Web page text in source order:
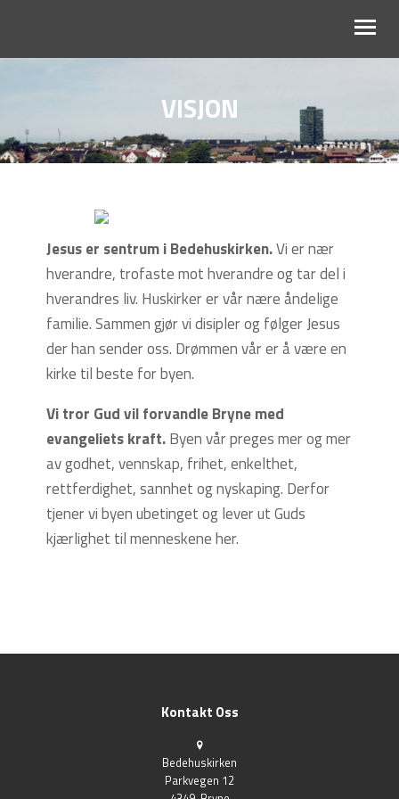
BLI MED
RESSURSER
VISJON
Jesus er sentrum i Bedehuskirken.Vi er nær
hverandre, trofaste mot hverandre og tar del i
hverandres liv. Huskirker er vår nære åndelige
familie. Sammen gjør vi disipler og følger Jesus
der han sender oss. Drømmen vår er å være en
kirke til beste for byen.
Vi tror Gud vil forvandle Bryne med
evangeliets kraft.Byen vår preges mer og mer
av godhet, vennskap, frihet, enkelthet,
rettferdighet, sannhet og nyskaping. Derfor
tjener vi byen ubetinget og lever ut Guds
kjærlighet til menneskene her.
Kontakt Oss
Bedehuskirken
Parkvegen 12